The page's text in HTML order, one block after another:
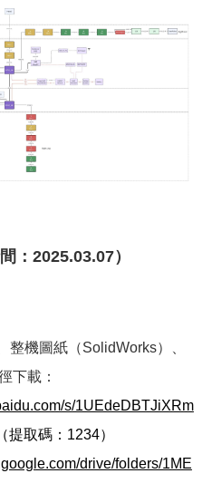
：2025.03.07）
整機圖紙（SolidWorks）、
下載：
s/1UEdeDBTJiXRm
提取碼：1234）
drive/folders/1ME